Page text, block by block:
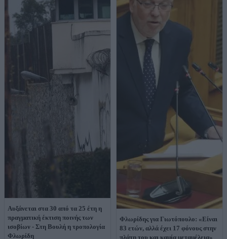
Αυξάνεται στα 30 από τα 25 έτη η
πραγματική έκτιση ποινής των
ισοβίων - Στη Βουλή η τροπολογία
Φλωρίδη
Φλωρίδης για Γιωτόπουλο: «Είναι
83 ετών, αλλά έχει 17 φόνους στην
πλάτη του και καμία μεταμέλεια»